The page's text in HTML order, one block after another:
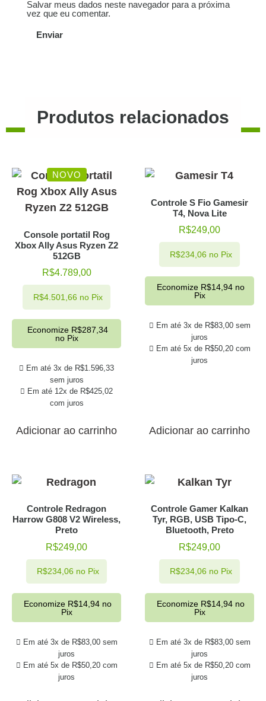
Salvar meus dados neste navegador para a próxima
vez que eu comentar.
Produtos relacionados
NOVO
Console portatil Rog
Xbox Ally Asus Ryzen Z2
512GB
R$4.789,00
Em até 3x de R$1.596,33
sem juros
Em até 12x de R$425,02
com juros
R$4.501,66 no Pix
Economize R$287,34
no Pix
Adicionar ao carrinho
Controle S Fio Gamesir
T4, Nova Lite
R$249,00
Em até 3x de R$83,00sem
juros
Em até 5x de R$50,20com
juros
R$234,06 no Pix
Economize R$14,94 no
Pix
Adicionar ao carrinho
Controle Redragon
Harrow G808 V2 Wireless,
Preto
R$249,00
Em até 3x de R$83,00sem
juros
Em até 5x de R$50,20com
juros
R$234,06 no Pix
Economize R$14,94 no
Pix
Controle Gamer Kalkan
Tyr, RGB, USB Tipo-C,
Bluetooth, Preto
R$249,00
Em até 3x de R$83,00sem
juros
Em até 5x de R$50,20com
juros
R$234,06 no Pix
Economize R$14,94 no
Pix